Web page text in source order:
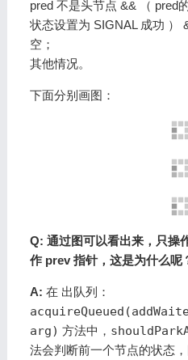
pred 不是头节点 && （ pred
状态设置为 SIGNAL 成功 ）
空；
其他情况。
下面分别画图：
Q: 通过图可以看出来，只操
作 prev 指针，这是为什么呢
A: 在 出队列：
arg) 方法中，
法会判断前一个节点的状态